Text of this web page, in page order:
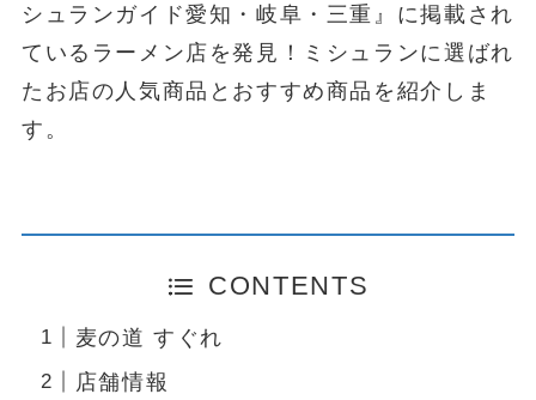
シュランガイド愛知・岐阜・三重』に掲載され
ているラーメン店を発見！ミシュランに選ばれ
たお店の人気商品とおすすめ商品を紹介しま
す。
CONTENTS
麦の道 すぐれ
店舗情報